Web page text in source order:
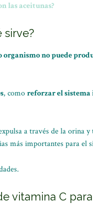
las aceitunas?
sirve?
organismo no puede
, comoreforzar el
a través de la orina
más importantes para el
vitamina C